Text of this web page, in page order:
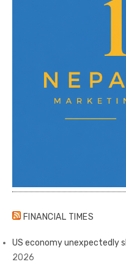
FINANCIAL TIMES
US economy unexpectedly
2026